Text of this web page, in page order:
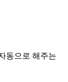
동으로 해주는